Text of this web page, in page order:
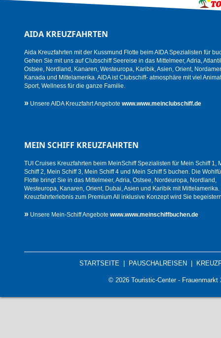
AIDA KREUZFAHRTEN
Aida Kreuzfahrten mit der Kussmund Flotte beim AIDA Spezialisten für
Gehen Sie mit uns auf Clubschiff Seereise in das Mittelmeer, Adria,
Ostsee, Nordland, Kanaren, Westeuropa, Karibik, Asien, Orient,
Kanada und Mittelamerika. AIDA ist Clubschiff- atmosphäre mit viel
Sport, Wellness für die ganze Familie.
» Unsere AIDA Kreuzfahrt Angebote www.www.meinclubschiff.de
MEIN SCHIFF KREUZFAHRTEN
TUI Cruises Kreuzfahrten beim MeinSchiff Spezialisten für Mein Schiff 1,
Schiff 2, Mein Schiff 3, Mein Schiff 4 und Mein Schiff 5 buchen. Die
Flotte bringt Sie in das Mittelmeer, Adria, Ostsee, Nordeuropa, Nordland,
Westeuropa, Kanaren, Orient, Dubai, Asien und Karibik mit Mittelamerika.
Kreuzfahrterlebnis zum Premium All inklusive Konzept wird Sie
» Unsere Mein-Schiff Angebote www.www.meinschiffbuchen.de
STARTSEITE| PAUSCHALREISEN
© 2026 Touristic-Center -